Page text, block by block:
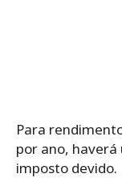
Para
por ano,
imposto devido.